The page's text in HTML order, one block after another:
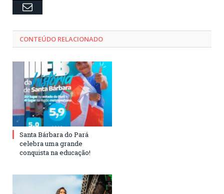
Email
CONTEÚDO RELACIONADO
Santa Bárbara do Pará
celebra uma grande
conquista na educação!